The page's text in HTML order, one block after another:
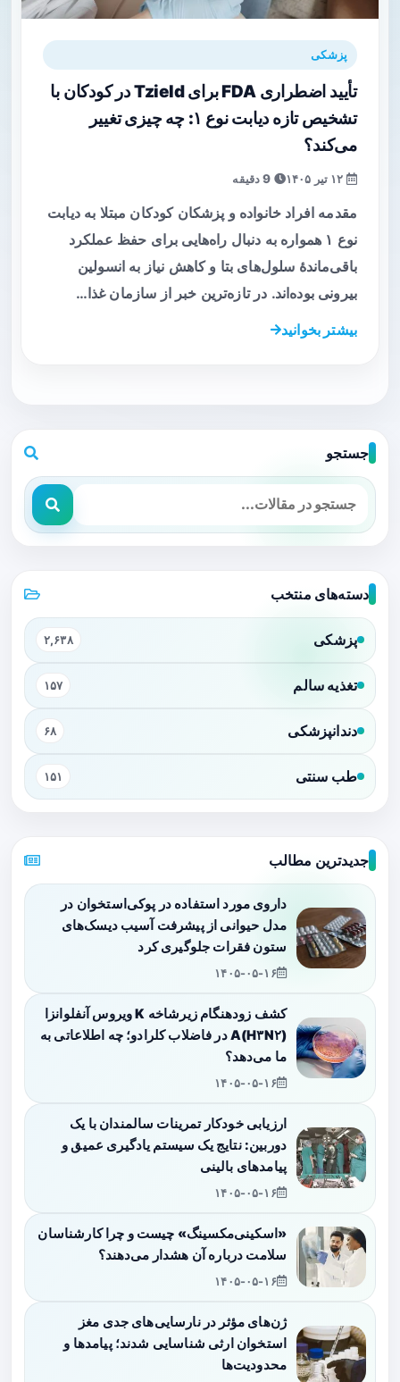
پزشکی
تأیید اضطراری FDA برای Tzield در کودکان با
تشخیص تازه دیابت نوع ۱: چه چیزی تغییر
می‌کند؟
مقدمه افراد خانواده و پزشکان کودکان مبتلا به دیابت
نوع ۱ همواره به دنبال راه‌هایی برای حفظ عملکرد
باقی‌ماندهٔ سلول‌های بتا و کاهش نیاز به انسولین
بیرونی بوده‌اند. در تازه‌ترین خبر از سازمان غذا…
بیشتر بخوانید
جستجو
دسته‌های منتخب
پزشکی ۲,۶۳۸
تغذیه سالم ۱۵۷
دندانپزشکی ۶۸
طب سنتی ۱۵۱
جدیدترین مطالب
داروی مورد استفاده در پوکی‌استخوان در
مدل حیوانی از پیشرفت آسیب دیسک‌های
ستون فقرات جلوگیری کرد
۱۴۰۵-۰۵-۱۶
کشف زودهنگام زیرشاخه K ویروس آنفلوانزا
A(H۳N۲) در فاضلاب کلرادو؛ چه اطلاعاتی به
ما می‌دهد؟
۱۴۰۵-۰۵-۱۶
ارزیابی خودکار تمرینات سالمندان با یک
دوربین: نتایج یک سیستم یادگیری عمیق و
پیامدهای بالینی
۱۴۰۵-۰۵-۱۶
«اسکینی‌مکسینگ» چیست و چرا کارشناسان
سلامت درباره آن هشدار می‌دهند؟
۱۴۰۵-۰۵-۱۶
ژن‌های مؤثر در نارسایی‌های جدی مغز
استخوان ارثی شناسایی شدند؛ پیامدها و
محدودیت‌ها